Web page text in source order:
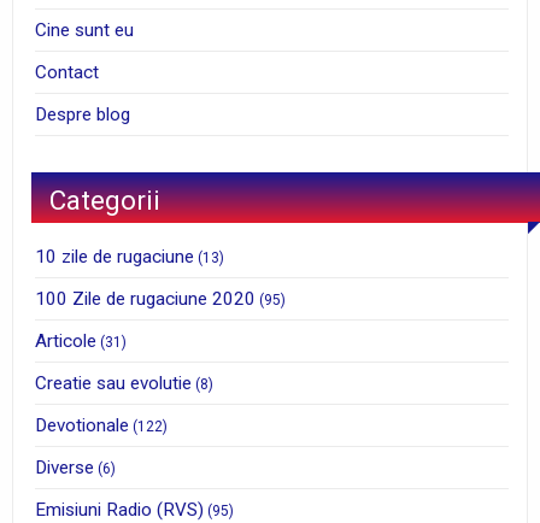
Cine sunt eu
Contact
Despre blog
Categorii
10 zile de rugaciune (13)
100 Zile de rugaciune 2020 (95)
Articole (31)
Creatie sau evolutie (8)
Devotionale (122)
Diverse (6)
Emisiuni Radio (RVS) (95)